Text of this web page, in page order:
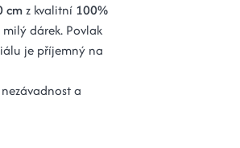
cmz kvalitní 100%
dárek. Povlak
je příjemný na
a